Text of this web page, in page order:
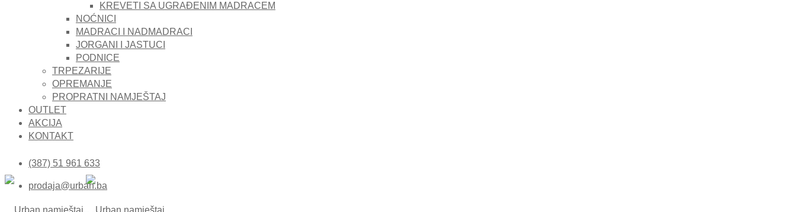
KREVETI SA UGRAĐENIM MADRACEM
NOĆNICI
MADRACI I NADMADRACI
JORGANI I JASTUCI
PODNICE
TRPEZARIJE
OPREMANJE
PROPRATNI NAMJEŠTAJ
OUTLET
AKCIJA
KONTAKT
(387) 51 961 633
prodaja@urban.ba